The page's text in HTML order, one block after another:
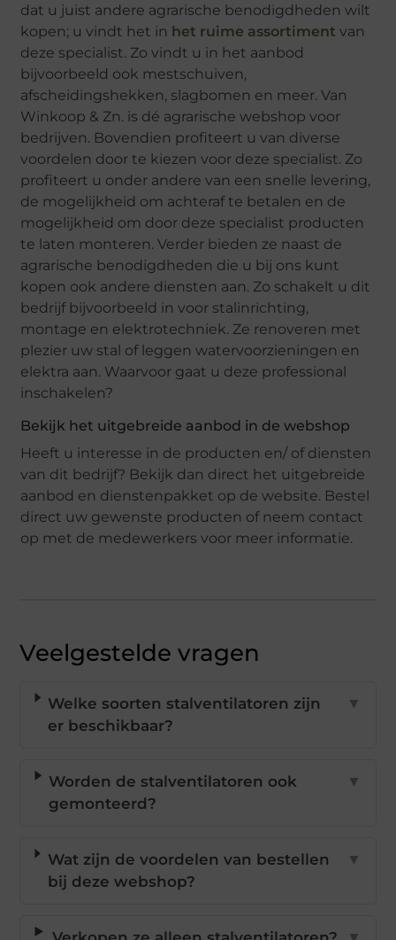
dat u juist andere agrarische benodigdheden wilt
kopen; u vindt het in het ruime assortiment van
deze specialist. Zo vindt u in het aanbod
bijvoorbeeld ook mestschuiven,
afscheidingshekken, slagbomen en meer. Van
Winkoop & Zn. is dé agrarische webshop voor
bedrijven. Bovendien profiteert u van diverse
voordelen door te kiezen voor deze specialist. Zo
profiteert u onder andere van een snelle levering,
de mogelijkheid om achteraf te betalen en de
mogelijkheid om door deze specialist producten
te laten monteren. Verder bieden ze naast de
agrarische benodigdheden die u bij ons kunt
kopen ook andere diensten aan. Zo schakelt u dit
bedrijf bijvoorbeeld in voor stalinrichting,
montage en elektrotechniek. Ze renoveren met
plezier uw stal of leggen watervoorzieningen en
elektra aan. Waarvoor gaat u deze professional
inschakelen?
Bekijk het uitgebreide aanbod in de webshop
Heeft u interesse in de producten en/ of diensten
van dit bedrijf? Bekijk dan direct het uitgebreide
aanbod en dienstenpakket op de website. Bestel
direct uw gewenste producten of neem contact
op met de medewerkers voor meer informatie.
Veelgestelde vragen
Welke soorten stalventilatoren zijn
er beschikbaar?
▼
Worden de stalventilatoren ook
gemonteerd?
▼
Wat zijn de voordelen van bestellen
bij deze webshop?
▼